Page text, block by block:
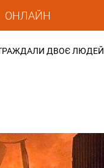
ОНЛАЙН
ДВОЄ ЛЮДЕЙ